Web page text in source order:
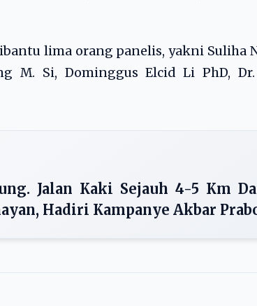
lima orang panelis, yakni Suliha
M. Si, Dominggus Elcid Li PhD,
Jalan Kaki Sejauh 4-5 Km
Hadiri Kampanye Akbar